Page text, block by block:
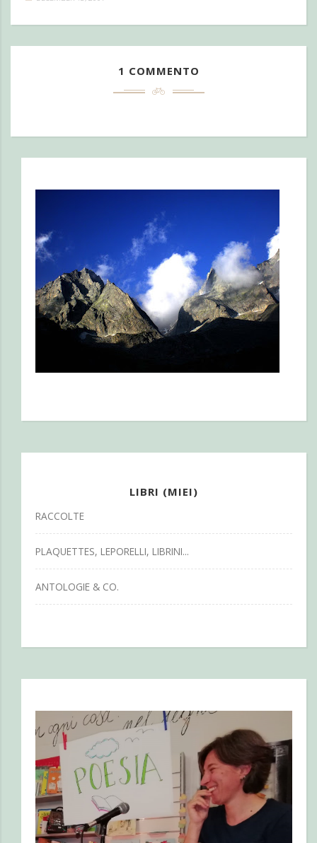
1 COMMENTO
LIBRI (MIEI)
RACCOLTE
PLAQUETTES, LEPORELLI, LIBRINI...
ANTOLOGIE & CO.